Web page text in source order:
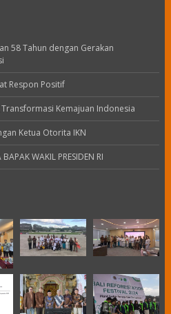
58 Tahun dengan Gerakan
Respon Positif
Kemajuan Indonesia
Ketua Otorita IKN
WAKIL PRESIDEN RI